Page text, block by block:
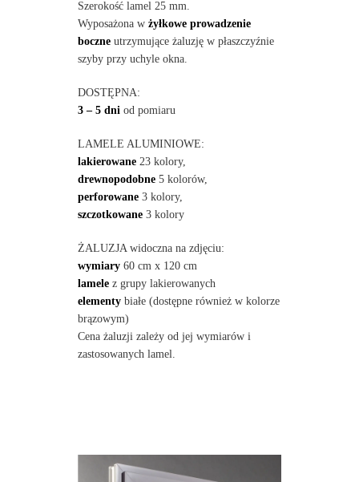
Szerokość lamel 25 mm.
Wyposażona w żyłkowe prowadzenie
boczneutrzymujące żaluzję w płaszczyźnie
szyby przy uchyle okna.
DOSTĘPNA:
3 – 5 dniod pomiaru
LAMELE ALUMINIOWE:
lakierowane23 kolory,
drewnopodobne5 kolorów,
perforowane3 kolory,
szczotkowane3 kolory
ŻALUZJA widoczna na zdjęciu:
wymiary60 cm x 120 cm
lamelez grupy lakierowanych
elementybiałe (dostępne również w kolorze
brązowym)
Cena żaluzji zależy od jej wymiarów i
zastosowanych lamel.